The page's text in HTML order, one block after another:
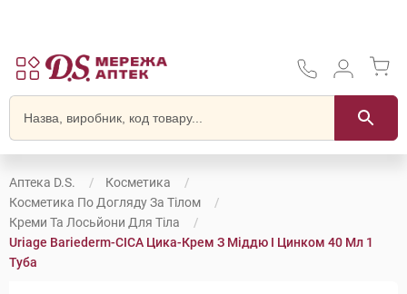
Аптека D.S.
Косметика
Косметика По Догляду За Тілом
Креми Та Лосьйони Для Тіла
Uriage Bariederm-CICA Цика-Крем З Міддю І Цинком 40 Мл 1
Туба